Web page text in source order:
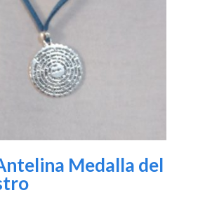
Medalla del